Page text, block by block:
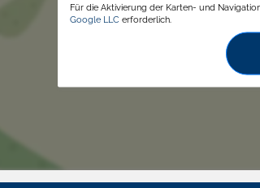
Für die Aktivierung der Karten- und
Google LLC erforderlich.